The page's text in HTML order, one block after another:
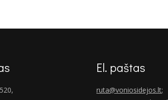
El. paštas
ruta@voniosidejos.lt;